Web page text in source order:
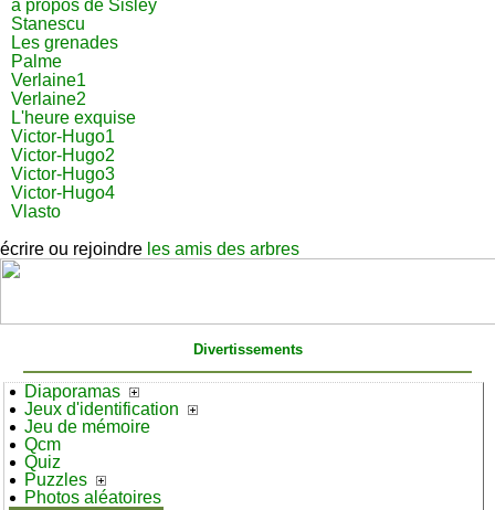
à propos de Sisley
Stanescu
Les grenades
Palme
Verlaine1
Verlaine2
L'heure exquise
Victor-Hugo1
Victor-Hugo2
Victor-Hugo3
Victor-Hugo4
Vlasto
écrire ou rejoindre les amis des arbres
Divertissements
Diaporamas
Jeux d'identification
Jeu de mémoire
Qcm
Quiz
Puzzles
Photos aléatoires